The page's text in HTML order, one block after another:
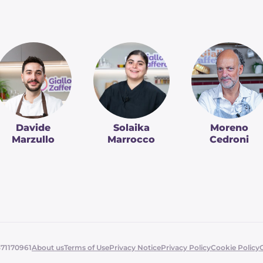
Davide
Marzullo
Solaika
Marrocco
Moreno
Cedroni
About usTerms of UsePrivacy NoticePrivacy PolicyCookie Policy